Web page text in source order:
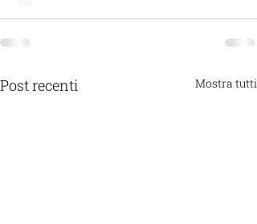
Post recenti Mostra tutti